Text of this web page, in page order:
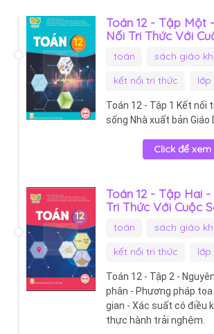
Toán 12 - Tập Một
Nối Tri Thức Với
toán
sách giáo
kết nối tri thức
lớp
Toán 12 - Tập 1 Kết nối
sống Nhà xuất bản Giáo
Click để
Toán 12 - Tập Hai
Tri Thức Với Cuộc
toán sách giáo
kết nối tri thức
lớp
Toán 12 - Tập 2 -
phân - Phương pháp
gian - Xác suất có điều
thực hành trải nghệm.